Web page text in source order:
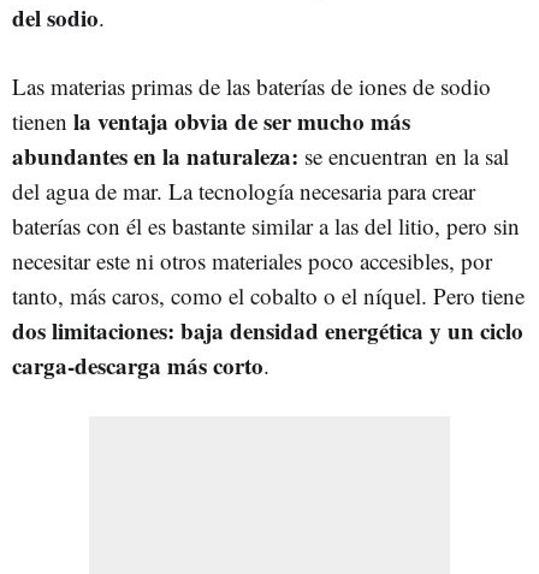
del sodio.
Las materias primas de las baterías de iones de sodio
tienen la ventaja obvia de ser mucho más
abundantes en la naturaleza: se encuentran en la sal
del agua de mar. La tecnología necesaria para crear
baterías con él es bastante similar a las del litio, pero sin
necesitar este ni otros materiales poco accesibles, por
tanto, más caros, como el cobalto o el níquel. Pero tiene
dos limitaciones: baja densidad energética y un ciclo
carga-descarga más corto.